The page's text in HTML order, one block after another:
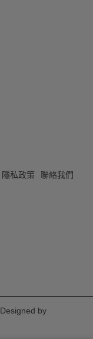
隱私政策 聯絡我們
Designed by